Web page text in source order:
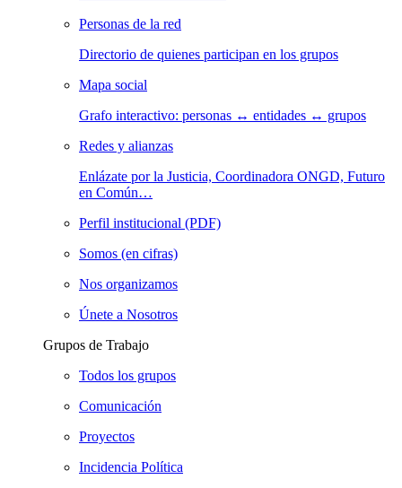
Personas de la red
Directorio de quienes participan en los grupos
Mapa social
Grafo interactivo: personas ↔ entidades ↔ grupos
Redes y alianzas
Enlázate por la Justicia, Coordinadora ONGD, Futuro
en Común…
Perfil institucional (PDF)
Somos (en cifras)
Nos organizamos
Únete a Nosotros
Grupos de Trabajo
Todos los grupos
Comunicación
Proyectos
Incidencia Política